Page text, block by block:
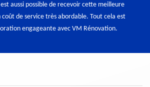
aussi possible de recevoir cette meilleure
de service très abordable. Tout cela est
engageante avec VM Rénovation.